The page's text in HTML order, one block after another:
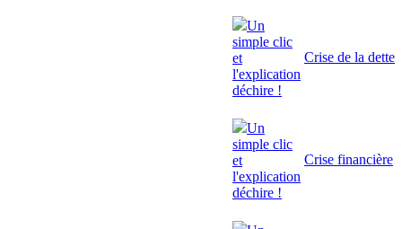
Un
simple clic
et
l'explication
déchire !
Crise de la dette
Un
simple clic
et
l'explication
déchire !
Crise financière